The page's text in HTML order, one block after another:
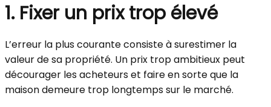
1. Fixer un prix trop élevé
L’erreur la plus courante consiste à surestimer la
valeur de sa propriété. Un prix trop ambitieux peut
décourager les acheteurs et faire en sorte que la
maison demeure trop longtemps sur le marché.